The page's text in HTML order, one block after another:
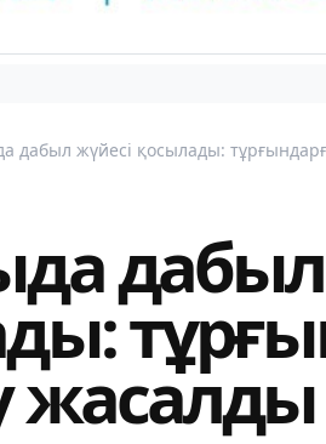
дабыл жүйесі қосылады:
дабыл
жасалды